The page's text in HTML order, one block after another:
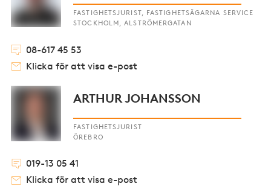
FASTIGHETSJURIST, FASTIGHETSÄGARNA SERVICE
STOCKHOLM, ALSTRÖMERGATAN
08-617 45 53
Klicka för att visa e-post
ARTHUR JOHANSSON
FASTIGHETSJURIST
ÖREBRO
019-13 05 41
Klicka för att visa e-post